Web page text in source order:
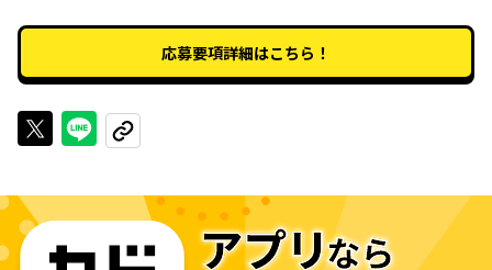
応募要項詳細はこちら！
Xで投稿するLINEでシェアする
URLをコピーする